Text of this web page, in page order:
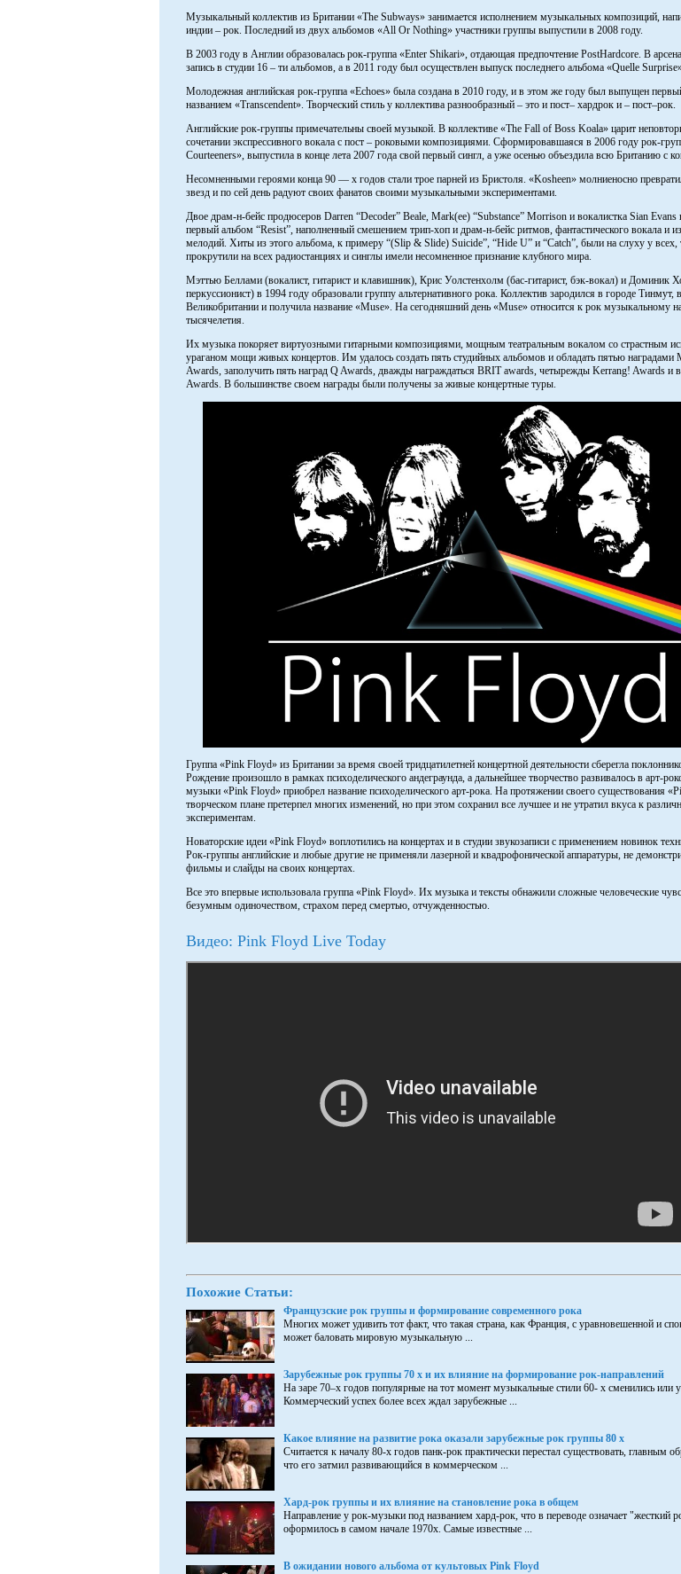
Музыкальный коллектив из Британии «The Subways» занимается исполнением музыкальных композиций,
индии – рок. Последний из двух альбомов «All Or Nothing» участники группы выпустили в 2008 году.
В 2003 году в Англии образовалась рок-группа «Enter Shikari», отдающая предпочтение PostHardcore. В
запись в студии 16 – ти альбомов, а в 2011 году был осуществлен выпуск последнего альбома «Quelle
Молодежная английская рок-группа «Echoes» была создана в 2010 году, и в этом же году был выпущен
названием «Transcendent». Творческий стиль у коллектива разнообразный – это и пост– хардрок и – пост–рок.
Английские рок-группы примечательны своей музыкой. В коллективе «The Fall of Boss Koala» царит
сочетании экспрессивного вокала с пост – роковыми композициями. Сформировавшаяся в 2006 году рок-
Courteeners», выпустила в конце лета 2007 года свой первый сингл, а уже осенью объездила всю Британию с
Несомненными героями конца 90 — х годов стали трое парней из Бристоля. «Kosheen» молниеносно
звезд и по сей день радуют своих фанатов своими музыкальными экспериментами.
Двое драм-н-бейс продюсеров Darren “Decoder” Beale, Mark(ee) “Substance” Morrison и вокалистка Sian Evans
первый альбом “Resist”, наполненный смешением трип-хоп и драм-н-бейс ритмов, фантастического вокала и
мелодий. Хиты из этого альбома, к примеру “(Slip & Slide) Suicide”, “Hide U” и “Catch”, были на слуху у всех,
прокрутили на всех радиостанциях и синглы имели несомненное признание клубного мира.
Мэттью Беллами (вокалист, гитарист и клавишник), Крис Уолстенхолм (бас-гитарист, бэк-вокал) и Доминик
перкуссионист) в 1994 году образовали группу альтернативного рока. Коллектив зародился в городе Тинмут,
Великобритании и получила название «Muse». На сегодняшний день «Muse» относится к рок музыкальному
тысячелетия.
Их музыка покоряет виртуозными гитарными композициями, мощным театральным вокалом со страстным
ураганом мощи живых концертов. Им удалось создать пять студийных альбомов и обладать пятью
Awards, заполучить пять наград Q Awards, дважды награждаться BRIT awards, четырежды Kerrang! Awards и
Awards. В большинстве своем награды были получены за живые концертные туры.
Группа «Pink Floyd» из Британии за время своей тридцатилетней концертной деятельности сберегла
Рождение произошло в рамках психоделического андеграунда, а дальнейшее творчество развивалось в арт-
музыки «Pink Floyd» приобрел название психоделического арт-рока. На протяжении своего существования
творческом плане претерпел многих изменений, но при этом сохранил все лучшее и не утратил вкуса к
экспериментам.
Новаторские идеи «Pink Floyd» воплотились на концертах и в студии звукозаписи с применением новинок
Рок-группы английские и любые другие не применяли лазерной и квадрофонической аппаратуры, не
фильмы и слайды на своих концертах.
Все это впервые использовала группа «Pink Floyd». Их музыка и тексты обнажили сложные человеческие
безумным одиночеством, страхом перед смертью, отчужденностью.
Видео: Pink Floyd Live Today
Похожие Статьи:
Французские рок группы и формирование современного рока
Многих может удивить тот факт, что такая страна, как Франция, с уравновешенной и
может баловать мировую музыкальную ...
Зарубежные рок группы 70 х и их влияние на формирование рок-направлений
На заре 70–х годов популярные на тот момент музыкальные стили 60- х сменились или
Коммерческий успех более всех ждал зарубежные ...
Какое влияние на развитие рока оказали зарубежные рок группы 80 х
Считается к началу 80-х годов панк-рок практически перестал существовать, главным
что его затмил развивающийся в коммерческом ...
Хард-рок группы и их влияние на становление рока в общем
Направление у рок-музыки под названием хард-рок, что в переводе означает "жесткий
оформилось в самом начале 1970х. Самые известные ...
В ожидании нового альбома от культовых Pink Floyd